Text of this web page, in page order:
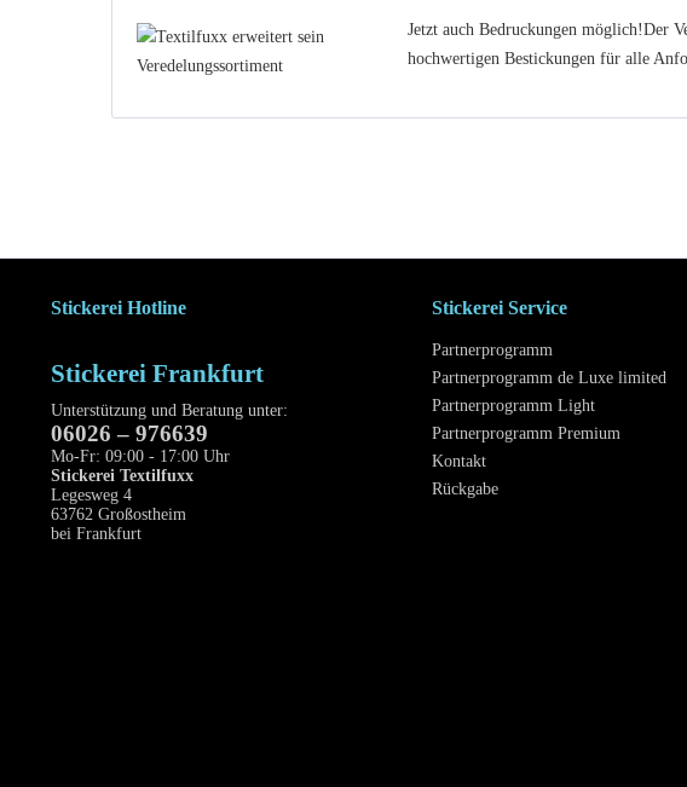
Jetzt auch Bedruckungen möglich!Der
hochwertigen Bestickungen für alle
Stickerei Hotline
Stickerei Frankfurt
Unterstützung und Beratung unter:
06026 – 976639
Mo-Fr: 09:00 - 17:00 Uhr
Stickerei Textilfuxx
Legesweg 4
63762 Großostheim
bei Frankfurt
Stickerei Service
Partnerprogramm
Partnerprogramm de Luxe limited
Partnerprogramm Light
Partnerprogramm Premium
Kontakt
Rückgabe